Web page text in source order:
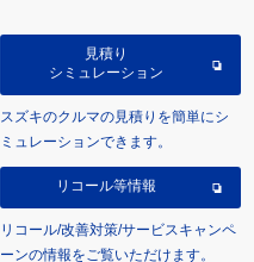
見積り
シミュレーション
スズキのクルマの見積りを簡単にシ
ミュレーションできます。
リコール等情報
リコール/改善対策/サービスキャンペ
ーンの情報をご覧いただけます。